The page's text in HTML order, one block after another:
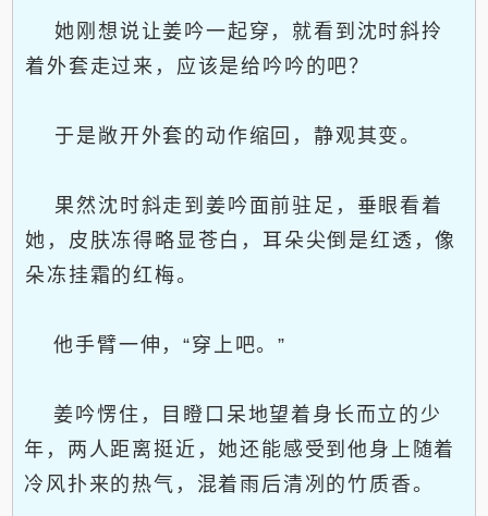
她刚想说让姜吟一起穿，就看到沈时斜拎
着外套走过来，应该是给吟吟的吧？
于是敞开外套的动作缩回，静观其变。
果然沈时斜走到姜吟面前驻足，垂眼看着
她，皮肤冻得略显苍白，耳朵尖倒是红透，像
朵冻挂霜的红梅。
他手臂一伸，“穿上吧。”
姜吟愣住，目瞪口呆地望着身长而立的少
年，两人距离挺近，她还能感受到他身上随着
冷风扑来的热气，混着雨后清冽的竹质香。